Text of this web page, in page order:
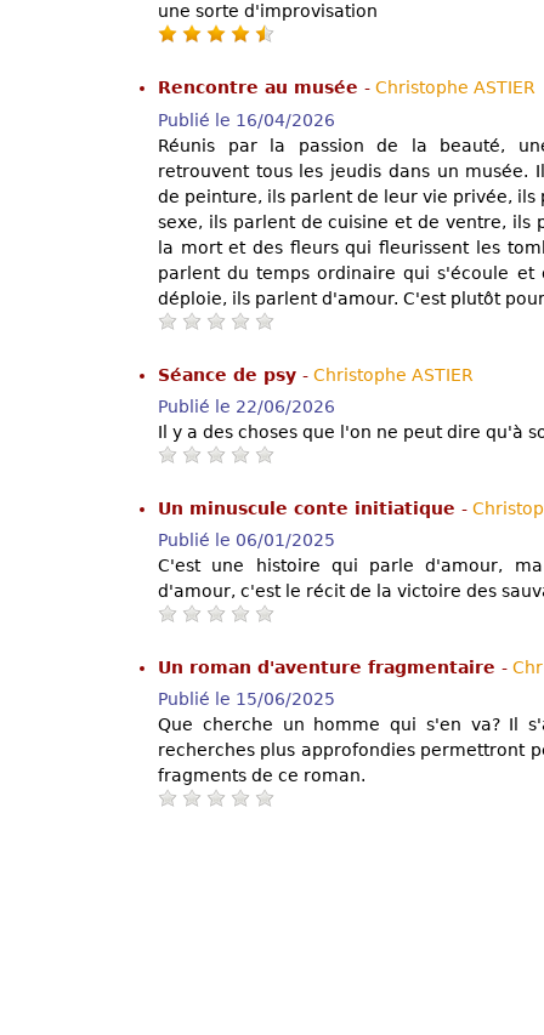
une sorte d'improvisation
Rencontre au musée - Christophe ASTIER
Publié le 16/04/2026
Réunis par la passion de la beauté,
retrouvent tous les jeudis dans un musée.
de peinture, ils parlent de leur vie privée,
sexe, ils parlent de cuisine et de ventre, ils
la mort et des fleurs qui fleurissent les
parlent du temps ordinaire qui s'écoule et
déploie, ils parlent d'amour. C'est plutôt
Séance de psy - Christophe ASTIER
Publié le 22/06/2026
Il y a des choses que l'on ne peut dire qu'à
Un minuscule conte initiatique -
Publié le 06/01/2025
C'est une histoire qui parle d'amour,
d'amour, c'est le récit de la victoire des
Un roman d'aventure fragmentaire -
Publié le 15/06/2025
Que cherche un homme qui s'en va? Il
recherches plus approfondies permettront
fragments de ce roman.